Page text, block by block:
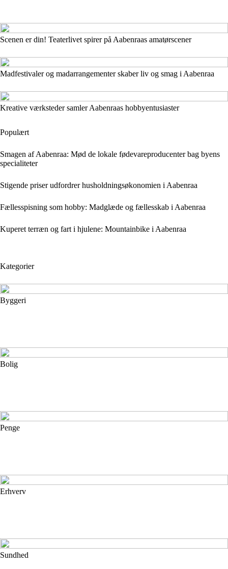
Scenen er din! Teaterlivet spirer på Aabenraas amatørscener
Madfestivaler og madarrangementer skaber liv og smag i Aabenraa
Kreative værksteder samler Aabenraas hobbyentusiaster
Populært
Smagen af Aabenraa: Mød de lokale fødevareproducenter bag byens
specialiteter
Stigende priser udfordrer husholdningsøkonomien i Aabenraa
Fællesspisning som hobby: Madglæde og fællesskab i Aabenraa
Kuperet terræn og fart i hjulene: Mountainbike i Aabenraa
Kategorier
Byggeri
Bolig
Penge
Erhverv
Sundhed